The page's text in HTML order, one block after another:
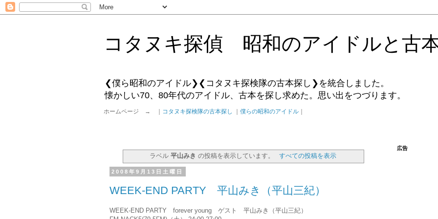
コタヌキ探偵 昭和のアイドルと古
❮僕ら昭和のアイドル❯❮コタヌキ探検隊の古本探し❯を統合しました。
懐かしい70、80年代のアイドル、古本を探し求めた。思い出をつづります。
ホームページ → ｜ コタヌキ探検隊の古本探し 僕らの昭和のアイドル
ラベル平山みき の投稿を表示しています。 すべての投稿を表示
2008年9月13日土曜日
WEEK-END PARTY 平山みき（平山三紀）
WEEK-END PARTY forever young ゲスト 平山みき（平山三紀）
広告